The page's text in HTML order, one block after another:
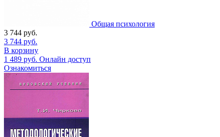
Общая психология
3 744 руб.
3 744 руб.
В корзину
1 489 руб. Онлайн доступ
Ознакомиться